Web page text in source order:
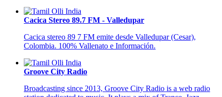
Cacica Stereo 89.7 FM - Valledupar
Cacica stereo 89 7 FM emite desde Valledupar (Cesar),
Colombia. 100% Vallenato e Información.
Groove City Radio
Broadcasting since 2013, Groove City Radio is a web radio